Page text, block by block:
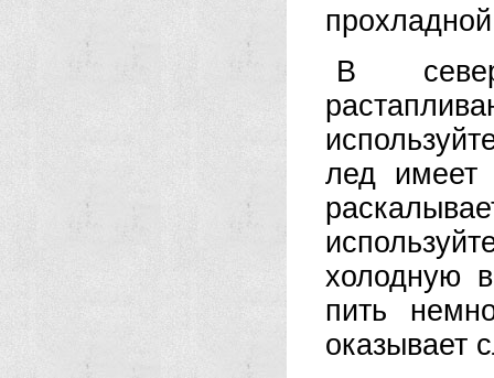
В
лед имеет
холодную
пить
оказывает